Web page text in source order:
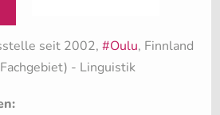
seit 2002, #Oulu, Finnland
- Linguistik